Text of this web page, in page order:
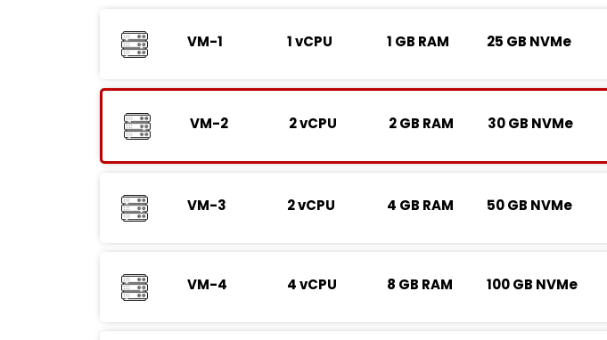
VM-1 1 vCPU 1 GB RAM 25 GB NVMe
VM-2 2 vCPU 2 GB RAM 30 GB NVMe
VM-3 2 vCPU 4 GB RAM 50 GB NVMe
VM-4 4 vCPU 8 GB RAM 100 GB NVMe